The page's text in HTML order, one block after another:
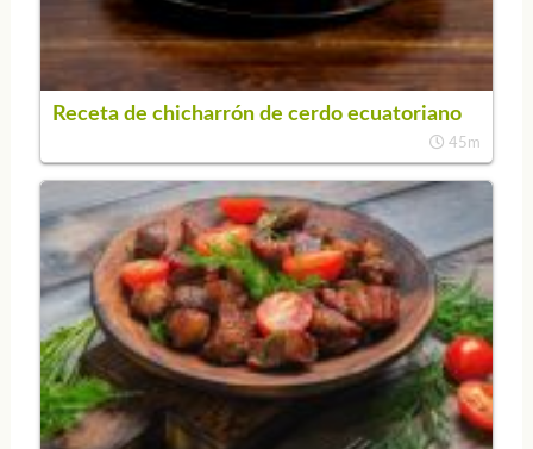
Receta de chicharrón de cerdo ecuatoriano
45m